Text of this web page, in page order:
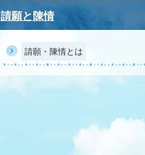
請願と陳情
請願・陳情とは